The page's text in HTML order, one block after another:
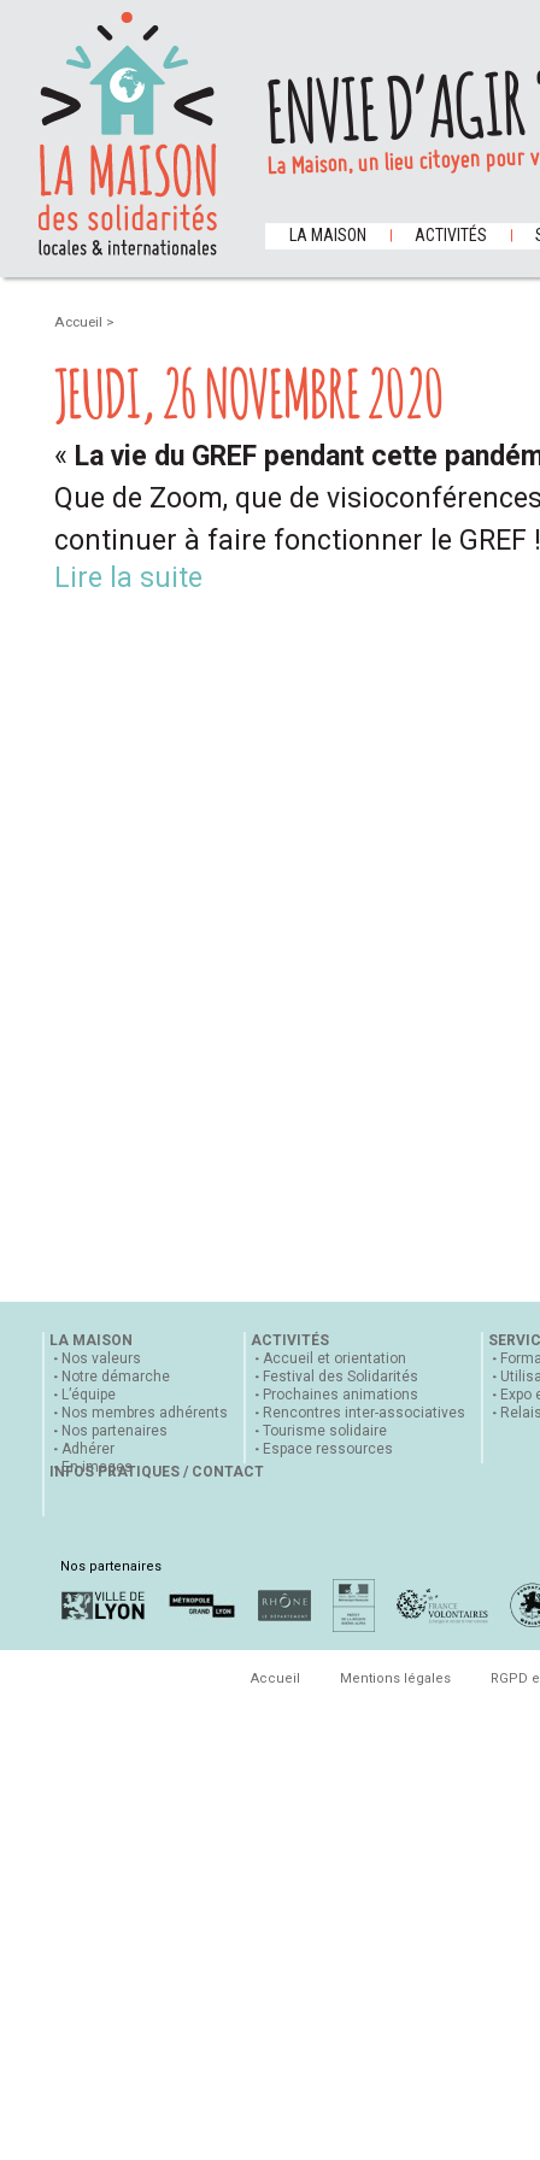
ENVIE
La Maison, un lieu citoyen
LA MAISON ACTIVITÉS
Accueil >
JEUDI, 26 NOVEMBRE 2020
« La vie du GREF pendant cette
Que de Zoom, que de
continuer à faire fonctionner le GREF
Lire la suite
LA MAISON
Nos valeurs
Notre démarche
L’équipe
Nos membres adhérents
Nos partenaires
Adhérer
En images
ACTIVITÉS
Accueil et orientation
Festival des Solidarités
Prochaines animations
Rencontres inter-associatives
Tourisme solidaire
Espace ressources
Expo
INFOS PRATIQUES / CONTACT
Nos partenaires
Accueil Mentions légales RGPD